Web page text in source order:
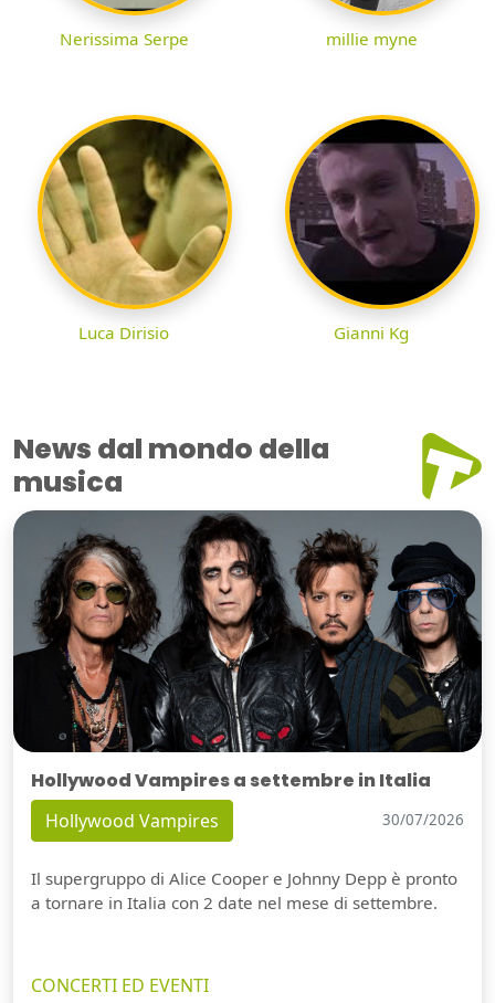
Nerissima Serpe millie myne
Luca Dirisio Gianni Kg
News dal mondo della
musica
Hollywood Vampires a settembre in Italia
Hollywood Vampires 30/07/2026
Il supergruppo di Alice Cooper e Johnny Depp è pronto
a tornare in Italia con 2 date nel mese di settembre.
CONCERTI ED EVENTI